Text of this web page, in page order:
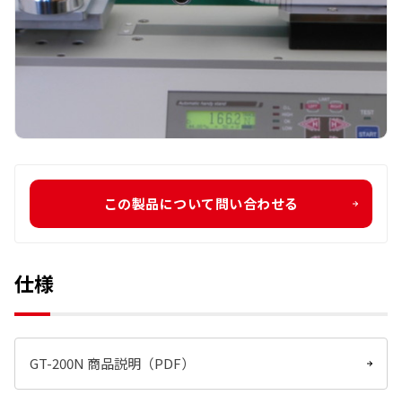
この製品について問い合わせる
仕様
GT-200N 商品説明（PDF）